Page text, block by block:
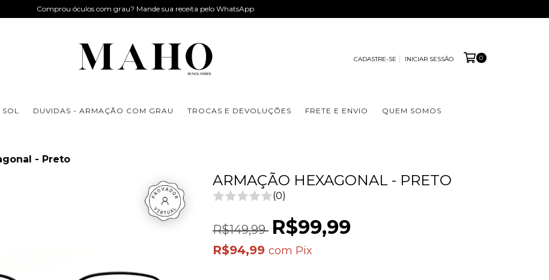
Comprou óculos com grau? Mande sua receita pelo WhatsApp
CADASTRE-SE INICIAR SESSÃO 0
SOL DUVIDAS - ARMAÇÃO COM GRAU TROCAS E DEVOLUÇÕES FRETE E ENVIO QUEM SOMOS
- Preto
ARMAÇÃO HEXAGONAL - PRETO
(0)
R$149,99 R$99,99
R$94,99com Pix